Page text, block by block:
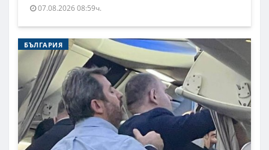
07.08.2026 08:59ч.
БЪЛГАРИЯ